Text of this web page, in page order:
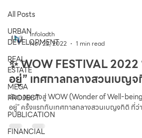
All Posts
URBAN
DEVELOPMENT
REAL
ESTATE
MEGA
PROJECT
PUBLICATION
FINANCIAL
infoladth
Nov 22, 2022
1 min read
✨ WOW FESTIVAL 2022
อยู่” เทศกาลกลางสวนเบญ
นับถอยหลังสู่ WOW (Wonder of Well-
อยู่” ครั้งแรกกับเทศกาลกลางสวนเบญจกิติ ที่ว่